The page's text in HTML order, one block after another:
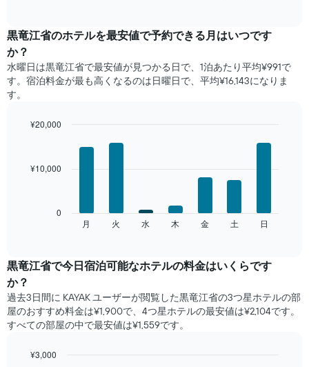
月
ご
と
の
客
平
金
を
表
の
X
軸
1​
本
月
黒竜江省​の​ホテルを最安値で予約できる月はいつです
か？
水曜日は黒竜江省で​最安値が見つかる日で、1泊あたり平均¥991で
す。宿泊料金が最も高くなるのは日曜日で、平均¥16,143になりま
す。
ー
ト
は、
曜
日
ご
の
月 火 水 木 金 土 日
0
¥10,000
¥20,000
黒竜江省​で​今日宿泊可能な​ホテル​の料金はいくらです
か？
過去3日間に KAYAK ユーザーが閲覧した黒竜江省の3つ星ホテル​の部
屋のおすすめ料金は¥1,900で、4つ星ホテルの最安値は¥2,104です。
すべての部屋の中で最安値は¥1,559​です。
¥3,000